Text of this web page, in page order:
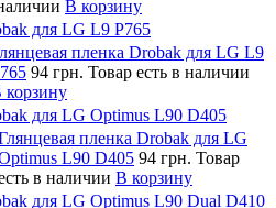
В корзину
для LG L9 P765
пленка Drobak для LG L9
94 грн. Товар есть в наличии
корзину
для LG Optimus L90 D405
пленка Drobak для LG
L90 D405 94 грн. Товар
в наличии В корзину
для LG Optimus L90 Dual D410